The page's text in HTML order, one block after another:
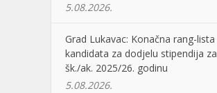
5.08.2026.
Grad Lukavac: Konačna rang-lista
kandidata za dodjelu stipendija za
šk./ak. 2025/26. godinu
5.08.2026.